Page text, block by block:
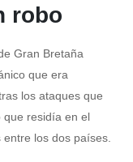
robo
Gran Bretaña
que era
los ataques que
que residía en el
los dos países.